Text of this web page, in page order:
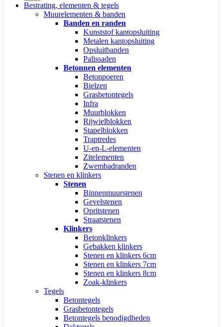
Bestrating, elementen & tegels
Muurelementen & banden
Banden en randen
Kunststof kantopsluiting
Metalen kantopsluiting
Opsluitbanden
Palissaden
Betonnen elementen
Betonpoeren
Bielzen
Grasbetontegels
Infra
Muurblokken
Rijwielblokken
Stapelblokken
Traptredes
U-en-L-elementen
Zitelementen
Zwembadranden
Stenen en klinkers
Stenen
Binnenmuurstenen
Gevelstenen
Opritstenen
Straatstenen
Klinkers
Betonklinkers
Gebakken klinkers
Stenen en klinkers 6cm
Stenen en klinkers 7cm
Stenen en klinkers 8cm
Zoak-klinkers
Tegels
Betontegels
Grasbetontegels
Betontegels benodigdheden